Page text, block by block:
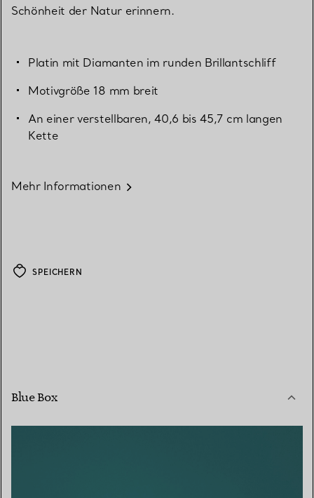
Schönheit der Natur erinnern.
Platin mit Diamanten im runden Brillantschliff
Motivgröße 18 mm breit
An einer verstellbaren, 40,6 bis 45,7 cm langen
Kette
Mehr Informationen
SPEICHERN
Blue Box